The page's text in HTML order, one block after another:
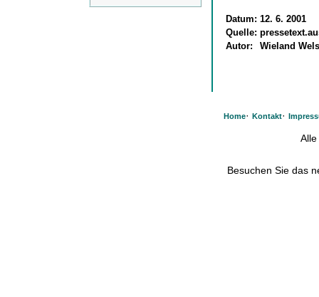
Datum: 12. 6. 2001
Quelle:
Autor:
Wieland
Home· Kontakt·
Besuchen Sie das